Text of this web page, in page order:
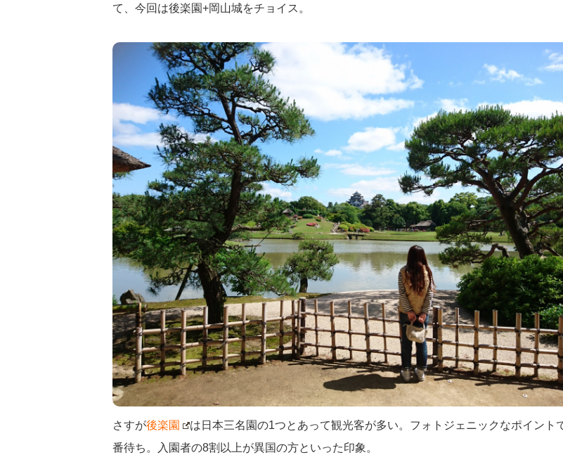
て、今回は後楽園+岡山城をチョイス。
さすが後楽園
は日本三名園の1つとあって観光客が多い。フォトジェニックなポイント
番待ち。入園者の8割以上が異国の方といった印象。